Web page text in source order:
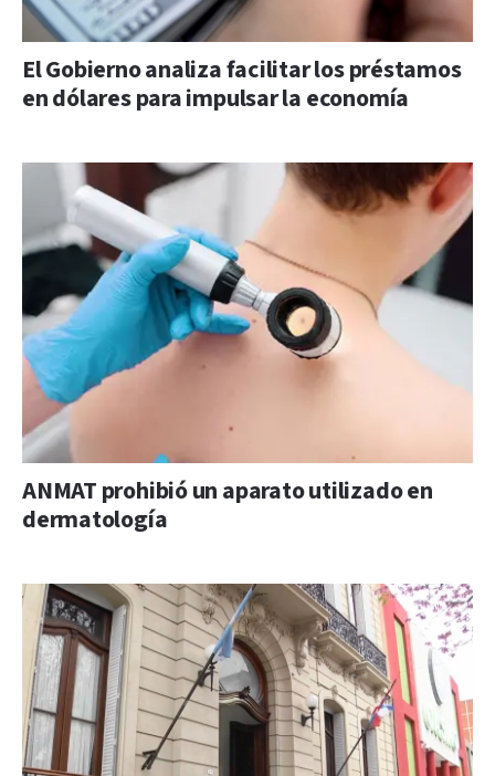
El Gobierno analiza facilitar los préstamos
en dólares para impulsar la economía
ANMAT prohibió un aparato utilizado en
dermatología